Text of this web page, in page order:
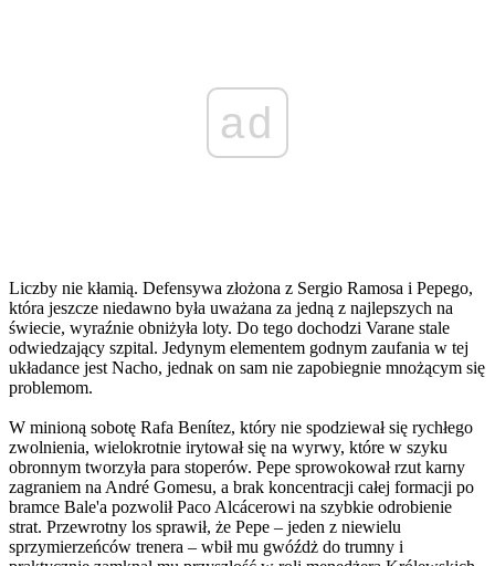
ad
Liczby nie kłamią. Defensywa złożona z Sergio Ramosa i Pepego,
która jeszcze niedawno była uważana za jedną z najlepszych na
świecie, wyraźnie obniżyła loty. Do tego dochodzi Varane stale
odwiedzający szpital. Jedynym elementem godnym zaufania w tej
układance jest Nacho, jednak on sam nie zapobiegnie mnożącym się
problemom.
W minioną sobotę Rafa Benítez, który nie spodziewał się rychłego
zwolnienia, wielokrotnie irytował się na wyrwy, które w szyku
obronnym tworzyła para stoperów. Pepe sprowokował rzut karny
zagraniem na André Gomesu, a brak koncentracji całej formacji po
bramce Bale'a pozwolił Paco Alcácerowi na szybkie odrobienie
strat. Przewrotny los sprawił, że Pepe – jeden z niewielu
sprzymierzeńców trenera – wbił mu gwóźdż do trumny i